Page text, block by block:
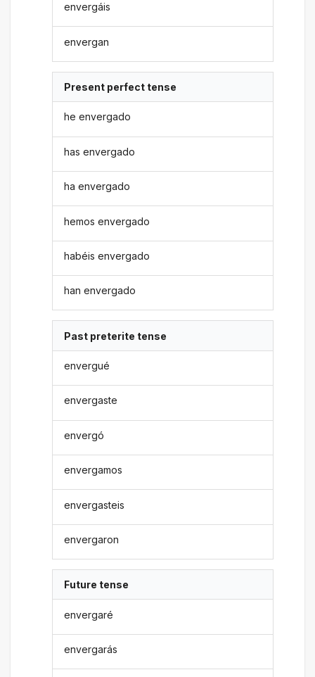
envergáis
envergan
Present perfect tense
he envergado
has envergado
ha envergado
hemos envergado
habéis envergado
han envergado
Past preterite tense
envergué
envergaste
envergó
envergamos
envergasteis
envergaron
Future tense
envergaré
envergarás